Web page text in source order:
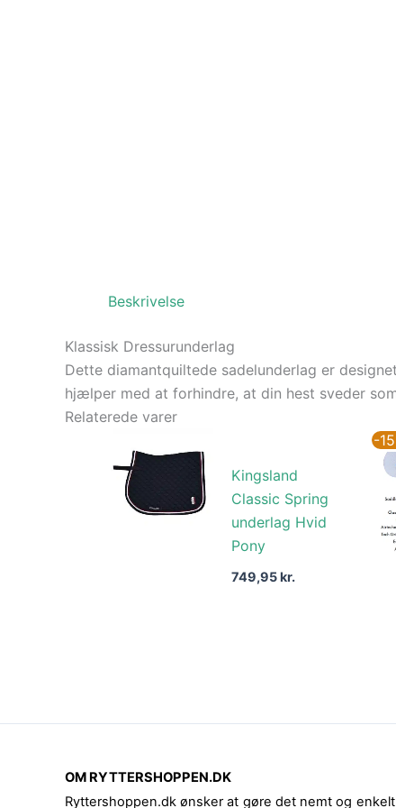
Beskrivelse
Klassisk Dressurunderlag
Dette diamantquiltede sadelunderlag er
hjælper med at forhindre, at din hest sveder
Relaterede varer
Kingsland
Classic Spring
underlag Hvid
Pony
749,95kr.
-
OM RYTTERSHOPPEN.DK
Ryttershoppen.dk ønsker at gøre det nemt og enkelt